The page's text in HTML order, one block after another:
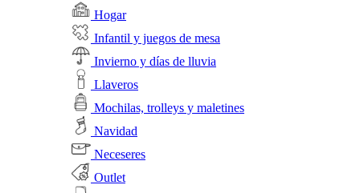
Hogar
Infantil y juegos de mesa
Invierno y días de lluvia
Llaveros
Mochilas, trolleys y maletines
Navidad
Neceseres
Outlet